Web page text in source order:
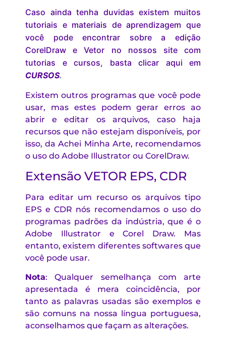
Caso ainda tenha duvidas existem muitos
tutoriais e materiais de aprendizagem que
você pode encontrar sobre a edição
CorelDraw e Vetor no nossos site com
tutorias e cursos, basta clicar aqui em
CURSOS.
Existem outros programas que você pode
usar, mas estes podem gerar erros ao
abrir e editar os arquivos, caso haja
recursos que não estejam disponíveis, por
isso, da Achei Minha Arte, recomendamos
o uso do Adobe Illustrator ou CorelDraw.
Extensão VETOR EPS, CDR
Para editar um recurso os arquivos tipo
EPS e CDR nós recomendamos o uso do
programas padrões da indústria, que é o
Adobe Illustrator e Corel Draw. Mas
entanto, existem diferentes softwares que
você pode usar.
Nota: Qualquer semelhança com arte
apresentada é mera coincidência, por
tanto as palavras usadas são exemplos e
são comuns na nossa língua portuguesa,
aconselhamos que façam as alterações.